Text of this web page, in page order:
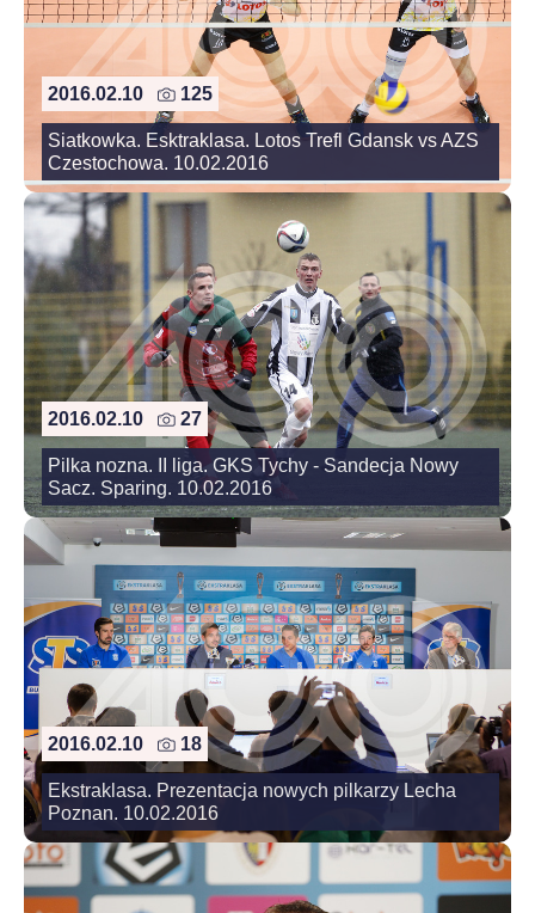
2016.02.10 125
Siatkowka. Esktraklasa. Lotos Trefl Gdansk vs AZS
Czestochowa. 10.02.2016
2016.02.10 27
Pilka nozna. II liga. GKS Tychy - Sandecja Nowy
Sacz. Sparing. 10.02.2016
2016.02.10 18
Ekstraklasa. Prezentacja nowych pilkarzy Lecha
Poznan. 10.02.2016